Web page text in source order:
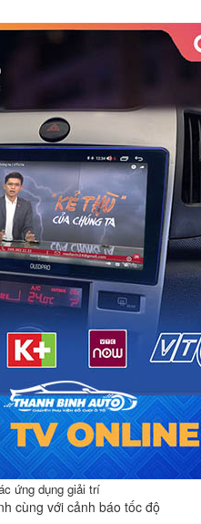
ứng dụng giải trí
cùng với cảnh báo tốc độ